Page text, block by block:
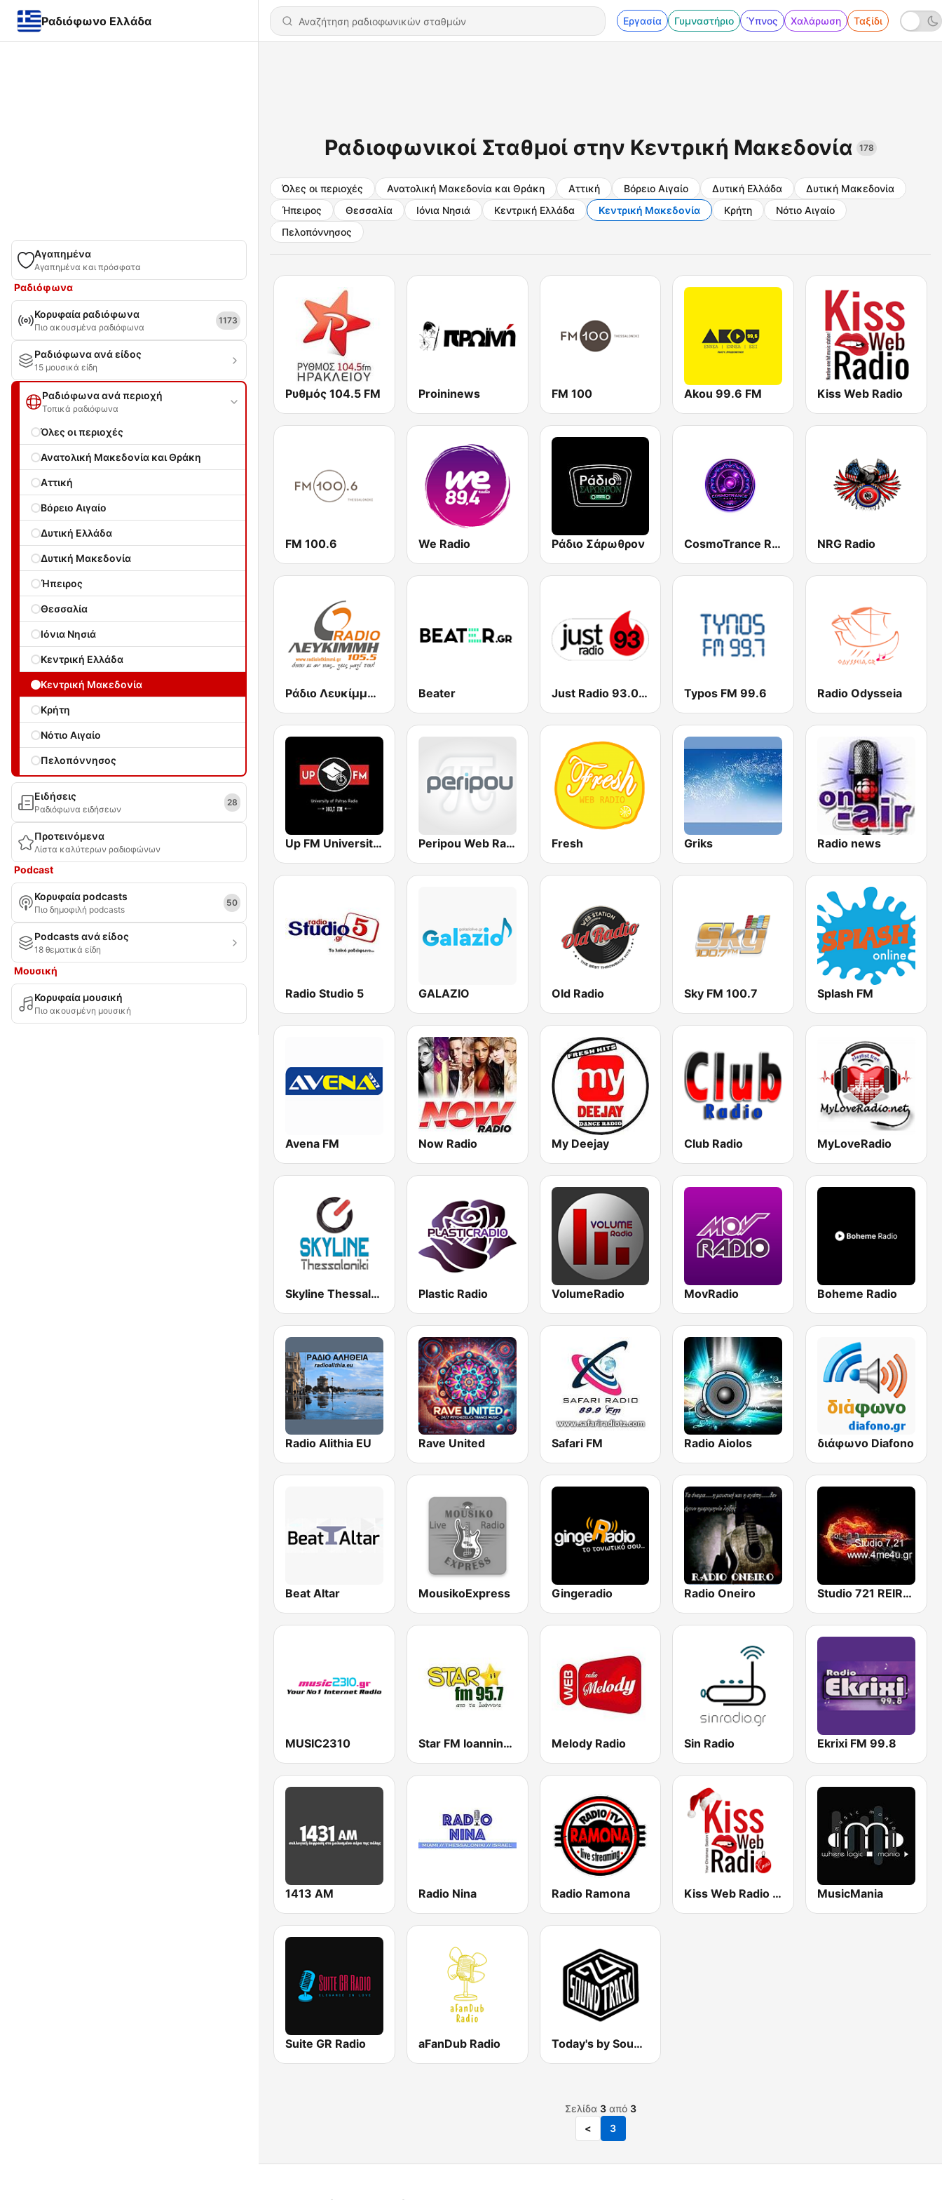
Ραδιόφωνο Ελλάδα Εργασία Γυμναστήριο Ύπνος Χαλάρωση Ταξίδι
Αγαπημένα
Αγαπημένα και πρόσφατα
Ραδιόφωνα
Κορυφαία ραδιόφωνα
Πιο ακουσμένα ραδιόφωνα
1173
Ραδιόφωνα ανά είδος
15 μουσικά είδη
Ραδιόφωνα ανά περιοχή
Τοπικά ραδιόφωνα
Όλες οι περιοχές
Ανατολική Μακεδονία και Θράκη
Αττική
Βόρειο Αιγαίο
Δυτική Ελλάδα
Δυτική Μακεδονία
Ήπειρος
Θεσσαλία
Ιόνια Νησιά
Κεντρική Ελλάδα
Κεντρική Μακεδονία
Κρήτη
Νότιο Αιγαίο
Πελοπόννησος
Ειδήσεις
Ραδιόφωνα ειδήσεων
28
Προτεινόμενα
Λίστα καλύτερων ραδιοφώνων
Podcast
Κορυφαία podcasts
Πιο δημοφιλή podcasts
50
Podcasts ανά είδος
18 θεματικά είδη
Μουσική
Κορυφαία μουσική
Πιο ακουσμένη μουσική
Ραδιοφωνικοί Σταθμοί στην Κεντρική Μακεδονία 178
Όλες οι περιοχές Ανατολική Μακεδονία και Θράκη Αττική Βόρειο Αιγαίο Δυτική Ελλάδα
Δυτική Μακεδονία
Ήπειρος
Θεσσαλία Ιόνια Νησιά Κεντρική Ελλάδα Κεντρική Μακεδονία Κρήτη
Νότιο Αιγαίο
Πελοπόννησος
Ρυθμός 104.5 FM Proininews FM 100 Akou 99.6 FM Kiss Web Radio
FM 100.6 We Radio Ράδιο Σάρωθρον CosmoTrance Radio NRG Radio
Ράδιο Λευκίμμη FM Beater Just Radio 93.0 FM Typos FM 99.6 Radio Odysseia
Up FM University of Patras Radio Peripou Web Radio Fresh Griks Radio news
Radio Studio 5 GALAZIO Old Radio Sky FM 100.7 Splash FM
Avena FM Now Radio My Deejay Club Radio MyLoveRadio
Skyline Thessaloniki Plastic Radio VolumeRadio MovRadio Boheme Radio
Radio Alithia EU Rave United Safari FM Radio Aiolos διάφωνο Diafono
Beat Altar MousikoExpress Gingeradio Radio Oneiro Studio 721 REIRAEUS
MUSIC2310 Star FM Ioannina 95.7 Melody Radio Sin Radio Ekrixi FM 99.8
1413 AM Radio Nina Radio Ramona Kiss Web Radio XMAS MusicMania
Suite GR Radio aFanDub Radio Today's by Soundtrack24.com
Σελίδα 3από 3
<
3